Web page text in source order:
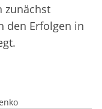
zunächst
den Erfolgen in